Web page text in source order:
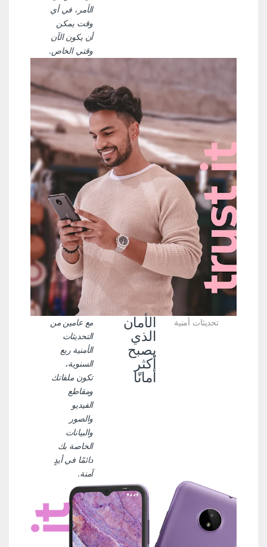
الأمر، في أي
وقت يمكن
أن يكون الآن
وقتي الخاص.
تحديثات أمنية الأمان
الذي
يصبح
أكثر
أمانًا
مع عامين من
التحديثات
الأمنية ربع
السنوية،
تكون ملفاتك
ومقاطع
الفيديو
والصور
والبيانات
الخاصة بك
دائمًا في أيدٍ
آمنة.